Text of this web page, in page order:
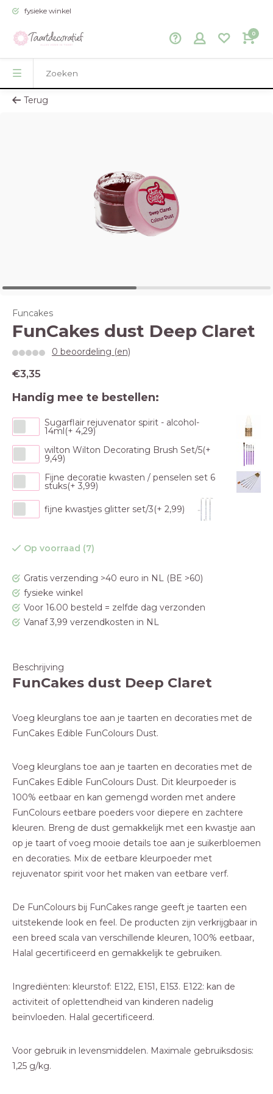
fysieke winkel
0
Terug
Funcakes
FunCakes dust Deep Claret
0 beoordeling (en)
€3,35
Handig mee te bestellen:
Sugarflair rejuvenator spirit - alcohol-
14ml(+ 4,29)
wilton Wilton Decorating Brush Set/5(+
9,49)
Fijne decoratie kwasten / penselen set 6
stuks(+ 3,99)
fijne kwastjes glitter set/3(+ 2,99)
Op voorraad (7)
Gratis verzending >40 euro in NL (BE >60)
fysieke winkel
Voor 16.00 besteld = zelfde dag verzonden
Vanaf 3,99 verzendkosten in NL
Beschrijving
FunCakes dust Deep Claret
Voeg kleurglans toe aan je taarten en decoraties met de
FunCakes Edible FunColours Dust.
Voeg kleurglans toe aan je taarten en decoraties met de
FunCakes Edible FunColours Dust. Dit kleurpoeder is
100% eetbaar en kan gemengd worden met andere
FunColours eetbare poeders voor diepere en zachtere
kleuren. Breng de dust gemakkelijk met een kwastje aan
op je taart of voeg mooie details toe aan je suikerbloemen
en decoraties. Mix de eetbare kleurpoeder met
rejuvenator spirit voor het maken van eetbare verf.
De FunColours bij FunCakes range geeft je taarten een
uitstekende look en feel. De producten zijn verkrijgbaar in
een breed scala van verschillende kleuren, 100% eetbaar,
Halal gecertificeerd en gemakkelijk te gebruiken.
Ingrediënten: kleurstof: E122, E151, E153. E122: kan de
activiteit of oplettendheid van kinderen nadelig
beïnvloeden. Halal gecertificeerd.
Voor gebruik in levensmiddelen. Maximale gebruiksdosis:
1,25 g/kg.